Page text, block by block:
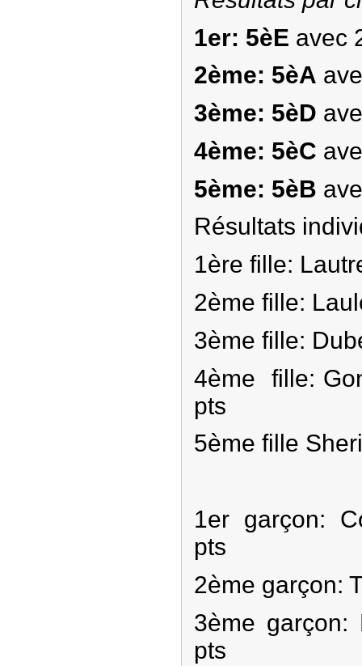
1er: 5èE avec
2ème: 5èA
3ème: 5èD
4ème: 5èC
5ème: 5èB
Résultats
1ère fille:
2ème fille:
3ème fille:
4ème fille:
pts
5ème fille
1er garçon:
pts
2ème garçon:
3ème garçon:
pts